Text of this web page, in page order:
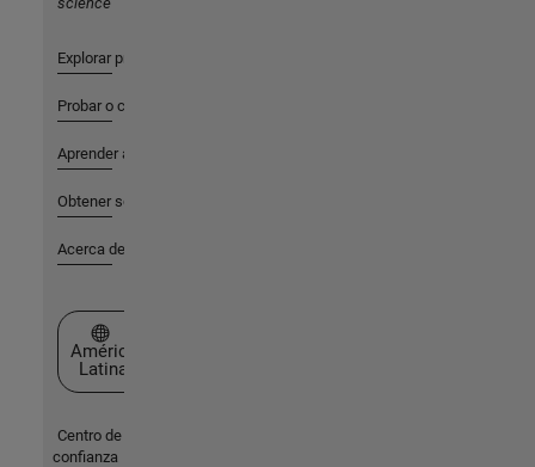
Explorar productos
Probar o comprar
Aprender a utilizar
Obtener soporte
Acerca de MathWorks
Seleccione un país/idioma
América
Latina
Centro de
confianza